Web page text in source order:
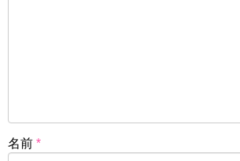
名前 *